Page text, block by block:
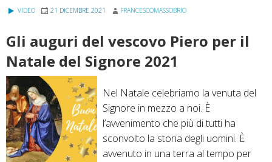
dei
VIDEO 21 DICEMBRE 2021 FRANCESCOMASSOBRIO
Gli auguri del vescovo Piero per il
Natale del Signore 2021
Nel Natale celebriamo la venuta del
Signore in mezzo a noi. È
l’avvenimento che più di tutti ha
sconvolto la storia degli uomini. È
avvenuto in una terra al tempo per